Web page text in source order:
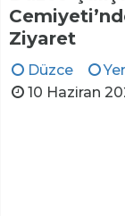
Ziyaret
Düzce
10 Haziran